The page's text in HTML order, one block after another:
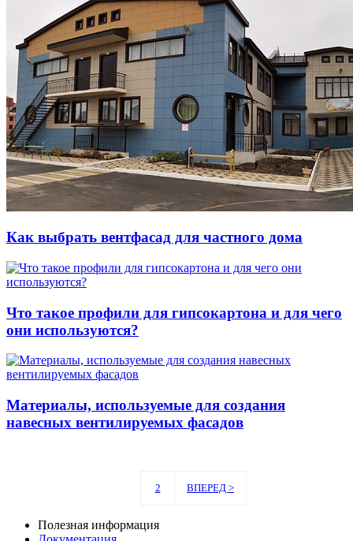
Как выбрать вентфасад для частного дома
Что такое профили для гипсокартона и для чего
они используются?
Материалы, используемые для создания
навесных вентилируемых фасадов
2 ВПЕРЕД >
Полезная информация